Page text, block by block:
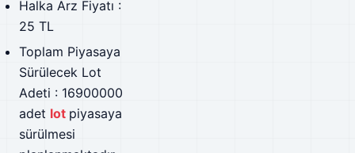
Halka Arz Fiyatı :
25 TL
Toplam Piyasaya
Sürülecek Lot
Adeti : 16900000
adet lot piyasaya
sürülmesi